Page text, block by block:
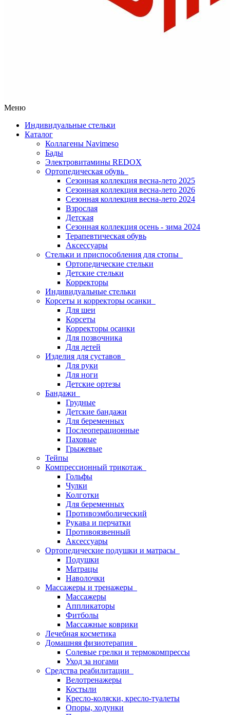
Меню
Индивидуальные стельки
Каталог
Коллагены Navimeso
Бады
Электровитамины REDOX
Ортопедическая обувь
Сезонная коллекция весна-лето 2025
Сезонная коллекция весна-лето 2026
Сезонная коллекция весна-лето 2024
Взрослая
Детская
Сезонная коллекция осень - зима 2024
Терапевтическая обувь
Аксессуары
Стельки и приспособления для стопы
Ортопедические стельки
Детские стельки
Корректоры
Индивидуальные стельки
Корсеты и корректоры осанки
Для шеи
Корсеты
Корректоры осанки
Для позвочника
Для детей
Изделия для суставов
Для руки
Для ноги
Детские ортезы
Бандажи
Грудные
Детские бандажи
Для беременных
Послеоперационные
Паховые
Грыжевые
Тейпы
Компрессионный трикотаж
Гольфы
Чулки
Колготки
Для беременных
Противоэмболический
Рукава и перчатки
Противоязвенный
Аксессуары
Ортопедические подушки и матрасы
Подушки
Матрацы
Наволочки
Массажеры и тренажеры
Массажеры
Аппликаторы
Фитболы
Массажные коврики
Лечебная косметика
Домашняя физиотерапия
Солевые грелки и термокомпрессы
Уход за ногами
Средства реабилитации
Велотренажеры
Костыли
Кресло-коляски, кресло-туалеты
Опоры, ходунки